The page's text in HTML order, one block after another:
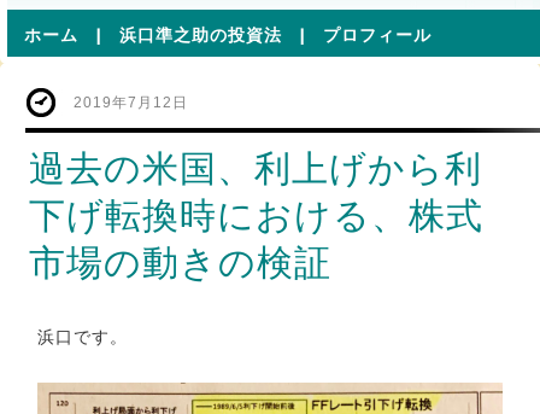
ホーム | 浜口準之助の投資法 | プロフィール
2019年7月12日
過去の米国、利上げから利
下げ転換時における、株式
市場の動きの検証
浜口です。